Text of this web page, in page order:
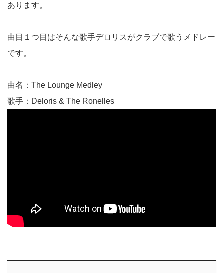
あります。
曲目１つ目はそんな歌手デロリスがクラブで歌うメドレー
です。
曲名：The Lounge Medley
歌手：Deloris & The Ronelles